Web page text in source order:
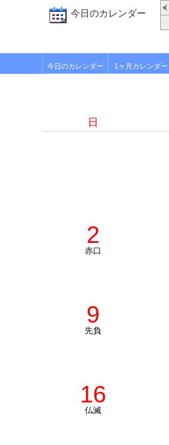
今日のカレンダー
今日のカレンダー 1ヶ月カレンダー
日
2
赤口
9
先負
16
仏滅